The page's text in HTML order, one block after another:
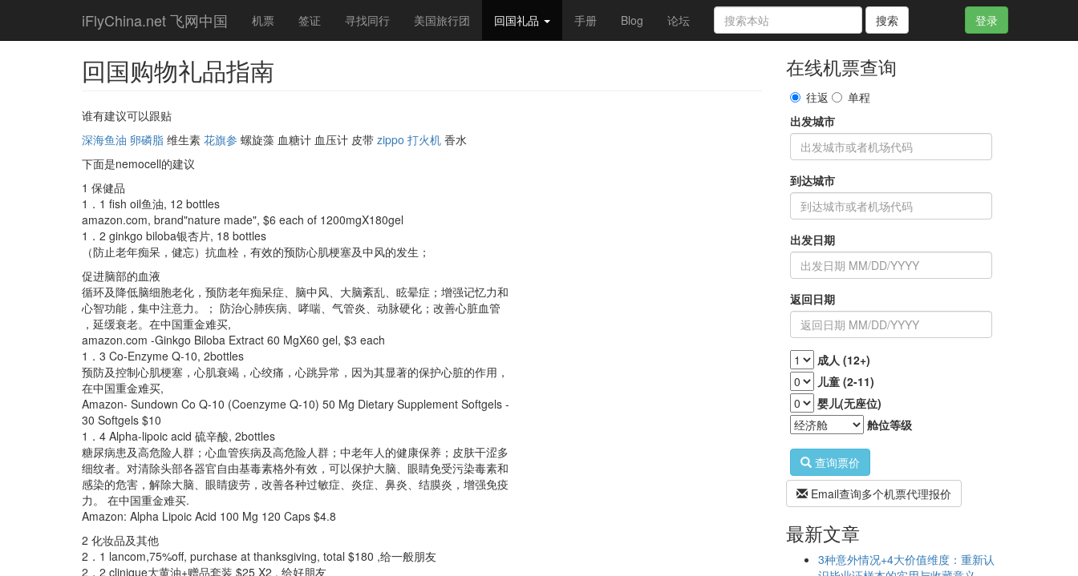
main
iFlyChina.net 飞网中国 机票 签证 寻找同行 美国旅行团 回国礼品 手册 Blog 论坛 搜索 登录
回国购物礼品指南
谁有建议可以跟贴
深海鱼油 卵磷脂 维生素 花旗参 螺旋藻 血糖计 血压计 皮带 zippo 打火机 香水
下面是nemocell的建议
1 保健品
1．1 fish oil鱼油, 12 bottles
amazon.com, brand"nature made", $6 each of 1200mgX180gel
1．2 ginkgo biloba银杏片, 18 bottles
（防止老年痴呆，健忘）抗血栓，有效的预防心肌梗塞及中风的发生；
促进脑部的血液
循环及降低脑细胞老化，预防老年痴呆症、脑中风、大脑紊乱、眩晕症；增强记忆力和
心智功能，集中注意力。； 防治心肺疾病、哮喘、气管炎、动脉硬化；改善心脏血管
，延缓衰老。在中国重金难买,
amazon.com -Ginkgo Biloba Extract 60 MgX60 gel, $3 each
1．3 Co-Enzyme Q-10, 2bottles
预防及控制心肌梗塞，心肌衰竭，心绞痛，心跳异常，因为其显著的保护心脏的作用，
在中国重金难买,
Amazon- Sundown Co Q-10 (Coenzyme Q-10) 50 Mg Dietary Supplement Softgels -
30 Softgels $10
1．4 Alpha-lipoic acid 硫辛酸, 2bottles
糖尿病患及高危险人群；心血管疾病及高危险人群；中老年人的健康保养；皮肤干涩多
细纹者。对清除头部各器官自由基毒素格外有效，可以保护大脑、眼睛免受污染毒素和
感染的危害，解除大脑、眼睛疲劳，改善各种过敏症、炎症、鼻炎、结膜炎，增强免疫
力。 在中国重金难买.
Amazon: Alpha Lipoic Acid 100 Mg 120 Caps $4.8
2 化妆品及其他
2．1 lancom,75%off, purchase at thanksgiving, total $180 ,给一般朋友
2．2 clinique大黄油+赠品套装 $25 X2 , 给好朋友
在线机票查询
往返
单程
出发城市
到达城市
出发日期
返回日期
成人 (12+)
儿童 (2-11)
婴儿(无座位)
舱位等级
查询票价
Email查询多个机票代理报价
最新文章
3种意外情况+4大价值维度：重新认